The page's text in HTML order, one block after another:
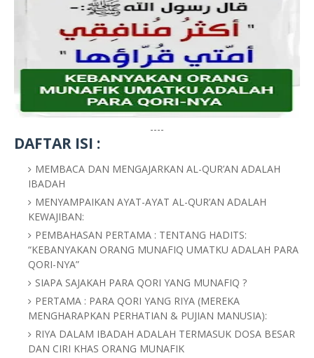
----
DAFTAR ISI :
MEMBACA DAN MENGAJARKAN AL-QUR’AN ADALAH
IBADAH
MENYAMPAIKAN AYAT-AYAT AL-QUR’AN ADALAH
KEWAJIBAN:
PEMBAHASAN PERTAMA : TENTANG HADITS:
“KEBANYAKAN ORANG MUNAFIQ UMATKU ADALAH PARA
QORI-NYA”
SIAPA SAJAKAH PARA QORI YANG MUNAFIQ ?
PERTAMA : PARA QORI YANG RIYA (MEREKA
MENGHARAPKAN PERHATIAN & PUJIAN MANUSIA):
RIYA DALAM IBADAH ADALAH TERMASUK DOSA BESAR
DAN CIRI KHAS ORANG MUNAFIK